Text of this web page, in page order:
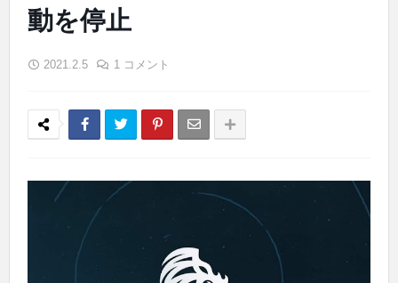
動を停止
2021.2.5 1 コメント